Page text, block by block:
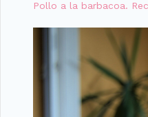
Pollo a la barbacoa.